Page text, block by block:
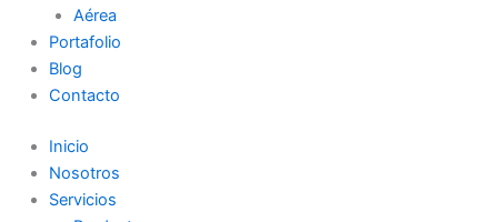
Aérea
Portafolio
Blog
Contacto
Inicio
Nosotros
Servicios